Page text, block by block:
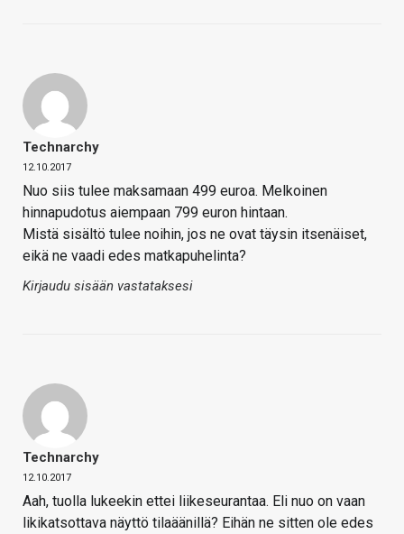
Technarchy
12.10.2017
Nuo siis tulee maksamaan 499 euroa. Melkoinen
hinnapudotus aiempaan 799 euron hintaan.
Mistä sisältö tulee noihin, jos ne ovat täysin itsenäiset,
eikä ne vaadi edes matkapuhelinta?
Kirjaudu sisään vastataksesi
Technarchy
12.10.2017
Aah, tuolla lukeekin ettei liikeseurantaa. Eli nuo on vaan
likikatsottava näyttö tilaäänillä? Eihän ne sitten ole edes